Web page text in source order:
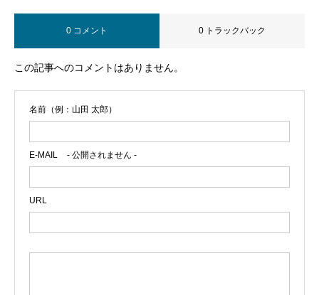
0 コメント 0 トラックバック
この記事へのコメントはありません。
名前（例：山田 太郎）
E-MAIL - 公開されません -
URL